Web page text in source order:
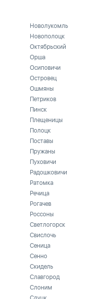
Новолукомль
Новополоцк
Октябрьский
Орша
Осиповичи
Островец
Ошмяны
Петриков
Пинск
Плещеницы
Полоцк
Поставы
Пружаны
Пуховичи
Радошковичи
Ратомка
Речица
Рогачев
Россоны
Светлогорск
Свислочь
Сеница
Сенно
Скидель
Славгород
Слоним